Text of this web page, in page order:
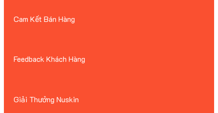
Cam Kết Bán Hàng
Feedback Khách Hàng
Giải Thưởng Nuskin